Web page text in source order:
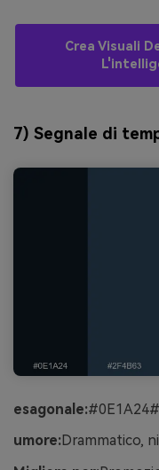
Crea Visuali
7) Segnale di
esagonale:
umore:Drammatico,